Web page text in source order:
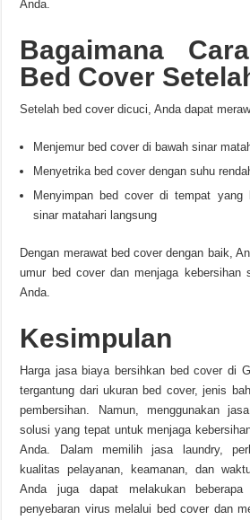
Anda.
Bagaimana
Bed Cover
Setelah bed cover dicuci, Anda dapat
Menjemur bed cover di bawah sinar
Menyetrika bed cover dengan suhu
Menyimpan bed cover di tempat yang
sinar matahari langsung
Dengan merawat bed cover dengan baik,
umur bed cover dan menjaga kebersihan
Anda.
Kesimpulan
Harga jasa biaya bersihkan bed cover di
tergantung dari ukuran bed cover, jenis
pembersihan. Namun, menggunakan
solusi yang tepat untuk menjaga
Anda. Dalam memilih jasa laundry,
kualitas pelayanan, keamanan, dan
Anda juga dapat melakukan
penyebaran virus melalui bed cover dan